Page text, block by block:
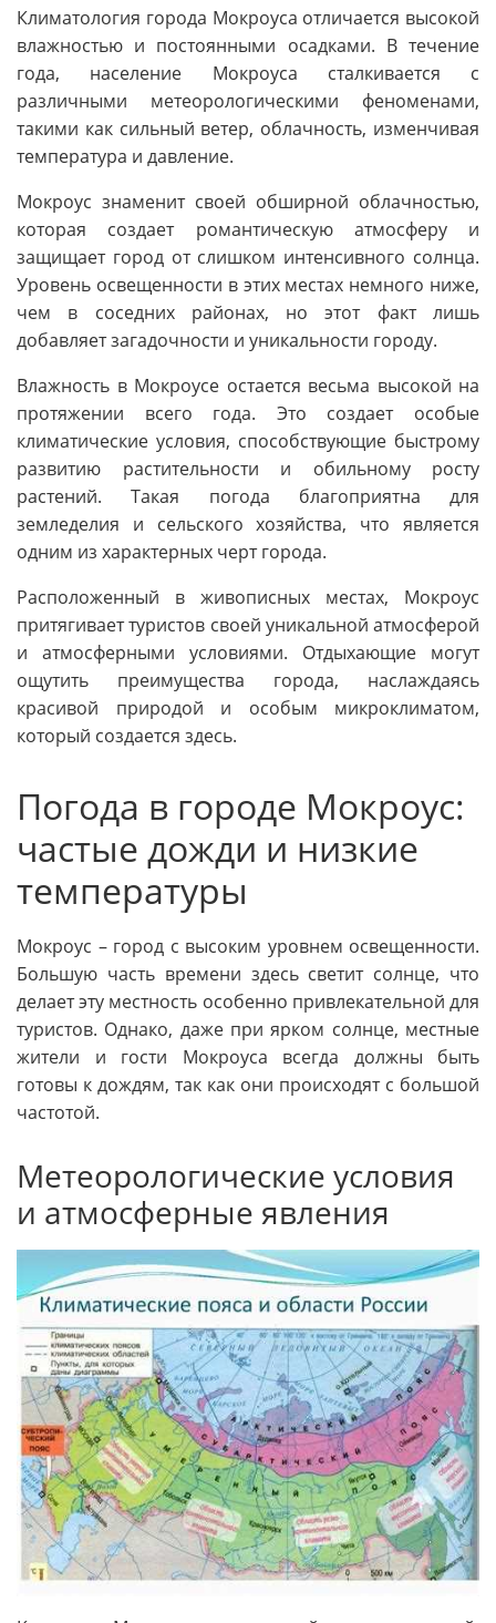
Климатология города Мокроуса отличается высокой
влажностью и постоянными осадками. В течение
года, население Мокроуса сталкивается с
различными метеорологическими феноменами,
такими как сильный ветер, облачность, изменчивая
температура и давление.
Мокроус знаменит своей обширной облачностью,
которая создает романтическую атмосферу и
защищает город от слишком интенсивного солнца.
Уровень освещенности в этих местах немного ниже,
чем в соседних районах, но этот факт лишь
добавляет загадочности и уникальности городу.
Влажность в Мокроусе остается весьма высокой на
протяжении всего года. Это создает особые
климатические условия, способствующие быстрому
развитию растительности и обильному росту
растений. Такая погода благоприятна для
земледелия и сельского хозяйства, что является
одним из характерных черт города.
Расположенный в живописных местах, Мокроус
притягивает туристов своей уникальной атмосферой
и атмосферными условиями. Отдыхающие могут
ощутить преимущества города, наслаждаясь
красивой природой и особым микроклиматом,
который создается здесь.
Погода в городе Мокроус:
частые дожди и низкие
температуры
Мокроус – город с высоким уровнем освещенности.
Большую часть времени здесь светит солнце, что
делает эту местность особенно привлекательной для
туристов. Однако, даже при ярком солнце, местные
жители и гости Мокроуса всегда должны быть
готовы к дождям, так как они происходят с большой
частотой.
Метеорологические условия
и атмосферные явления